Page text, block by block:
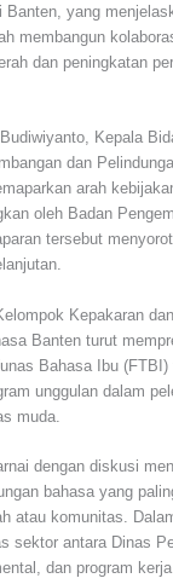
yang
membangun
dan peningkatan
Kepala
dan
arah
oleh Badan
tersebut
Kepakaran
Banten turut
Bahasa Ibu
unggulan dalam
muda.
dengan diskusi
bahasa yang
atau komunitas.
sektor antara Dinas
dan program